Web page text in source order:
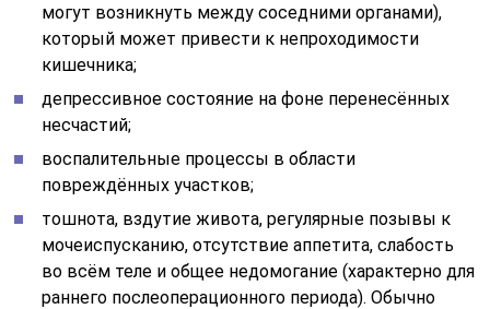
могут возникнуть между соседними органами),
который может привести к непроходимости
кишечника;
депрессивное состояние на фоне перенесённых
несчастий;
воспалительные процессы в области
повреждённых участков;
тошнота, вздутие живота, регулярные позывы к
мочеиспусканию, отсутствие аппетита, слабость
во всём теле и общее недомогание (характерно для
раннего послеоперационного периода). Обычно